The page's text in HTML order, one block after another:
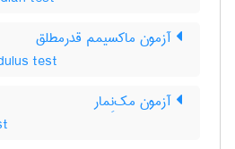
آزمون ماکسیمم قدرمطلق
test
آزمون مک‌نِمار